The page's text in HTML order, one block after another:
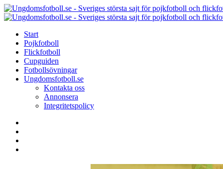
Menu
Search
Menu
Start
Pojkfotboll
Flickfotboll
Cupguiden
Fotbollsövningar
Ungdomsfotboll.se
Kontakta oss
Annonsera
Integritetspolicy